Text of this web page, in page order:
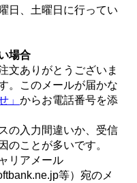
日、土曜日に行ってい
場合
文ありがとうございま
。このメールが届かな
」 からお電話番号を添
の入力間違いか、受信
のことが多いです。
リアメール
等）宛のメ